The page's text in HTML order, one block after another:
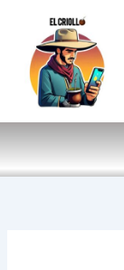
contenido